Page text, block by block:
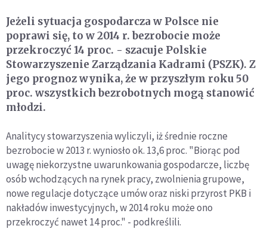
Jeżeli sytuacja gospodarcza w Polsce nie
poprawi się, to w 2014 r. bezrobocie może
przekroczyć 14 proc. - szacuje Polskie
Stowarzyszenie Zarządzania Kadrami (PSZK). Z
jego prognoz wynika, że w przyszłym roku 50
proc. wszystkich bezrobotnych mogą stanowić
młodzi.
Analitycy stowarzyszenia wyliczyli, iż średnie roczne
bezrobocie w 2013 r. wyniosło ok. 13,6 proc. "Biorąc pod
uwagę niekorzystne uwarunkowania gospodarcze, liczbę
osób wchodzących na rynek pracy, zwolnienia grupowe,
nowe regulacje dotyczące umów oraz niski przyrost PKB i
nakładów inwestycyjnych, w 2014 roku może ono
przekroczyć nawet 14 proc." - podkreślili.